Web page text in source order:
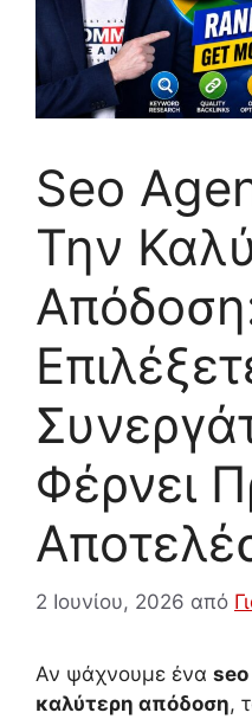
Seo
Την
Φέρνει
2 Ιουνίου, 2026 από
Αν ψάχνουμε ένα
καλύτερη απόδοση,